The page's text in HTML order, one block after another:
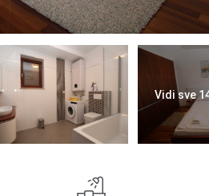
Vidi sve